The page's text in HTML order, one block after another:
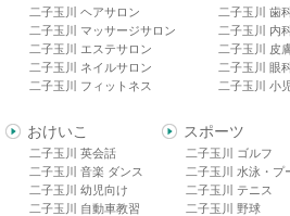
二子玉川 ヘアサロン
二子玉川 マッサージサロン
二子玉川 エステサロン
二子玉川 ネイルサロン
二子玉川 フィットネス
二子玉川 歯
二子玉川 内
二子玉川 皮
二子玉川 眼
二子玉川 小
おけいこ
二子玉川 英会話
二子玉川 音楽 ダンス
二子玉川 幼児向け
二子玉川 自動車教習
スポーツ
二子玉川 ゴルフ
二子玉川 水泳・プ
二子玉川 テニス
二子玉川 野球